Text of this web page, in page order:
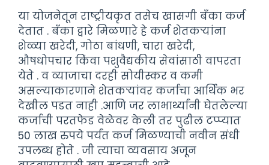
या योजनेतून राष्ट्रीयकृत तसेच खासगी बँका कर्ज
देतात . बँका द्वारे मिळणारे हे कर्ज शेतकऱ्यांना
शेळ्या खरेदी, गोठा बांधणी, चारा खरेदी,
औषधोपचार किंवा पशुवैद्यकीय सेवांसाठी वापरता
येते . व व्याजाचा दरही सोयीस्कर व कमी
असल्याकारणाने शेतकऱ्यांवर कर्जाचा आर्थिक भर
देखील पडत नाही .आणि जर लाभार्थ्यांनी घेतलेल्या
कर्जाची परतफेड वेळेवर केली तर पुढील टप्प्यात
50 लाख रुपये पर्यंत कर्ज मिळण्याची नवीन संधी
उपलब्ध होते . जी त्याचा व्यवसाय अजून